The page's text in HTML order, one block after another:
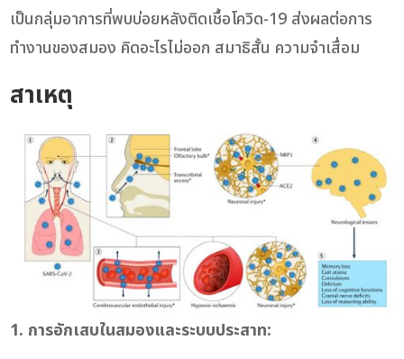
เป็นกลุ่มอาการที่พบบ่อยหลังติดเชื้อโควิด-19 ส่งผลต่อการ
ทำงานของสมอง คิดอะไรไม่ออก สมาธิสั้น ความจำเสื่อม
สาเหตุ
1. การอักเสบในสมองและระบบประสาท: